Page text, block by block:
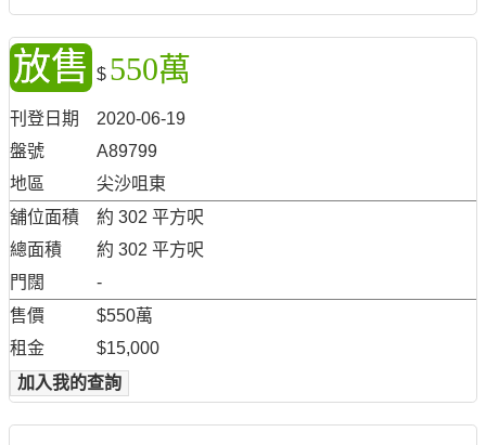
放售 $ 550萬
刊登日期
2020-06-19
盤號
A89799
地區
尖沙咀東
舖位面積
約 302 平方呎
總面積
約 302 平方呎
門闊
-
售價
$550萬
租金
$15,000
加入我的查詢